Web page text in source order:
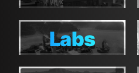
Labs
Labs